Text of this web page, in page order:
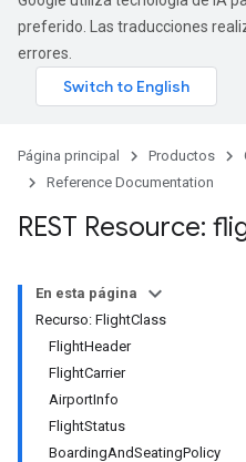
preferido. Las traducciones
errores.
Página principal Productos
Reference Documentation
REST Resource:
En esta página
Recurso: FlightClass
FlightHeader
FlightCarrier
AirportInfo
FlightStatus
BoardingAndSeatingPolicy